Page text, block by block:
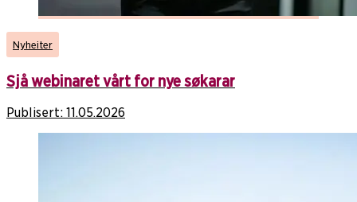
Nyheiter
Sjå webinaret vårt for nye søkarar
Publisert: 11.05.2026